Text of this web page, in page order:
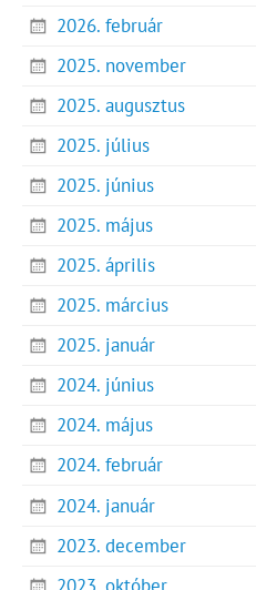
2026. február
2025. november
2025. augusztus
2025. július
2025. június
2025. május
2025. április
2025. március
2025. január
2024. június
2024. május
2024. február
2024. január
2023. december